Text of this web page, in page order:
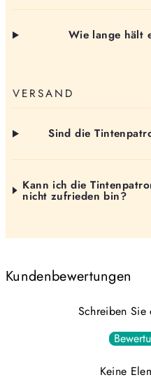
Wie lange hält
VERSAND
Sind die
Kann ich die
nicht zufrieden bin?
Kundenbewertungen
Schreiben Sie
Keine